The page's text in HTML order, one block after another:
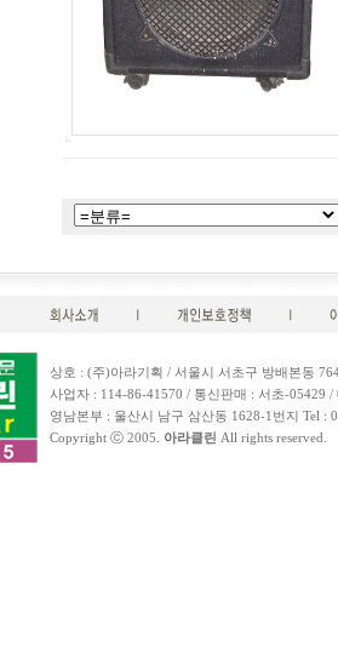
상호 : (주)아라기획 / 서울시 서초구 방배본동
사업자 : 114-86-41570 / 통신판매 : 서초-05429
영남본부 : 울산시 남구 삼산동 1628-1번지 Tel :
Copyright ⓒ 2005. 아라클린 All rights reserved.